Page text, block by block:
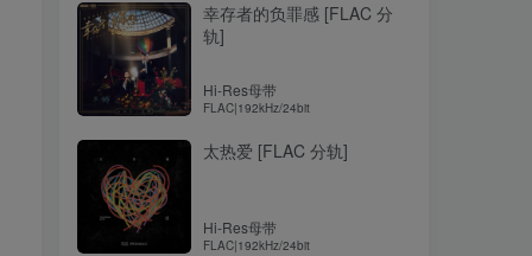
幸存者的负罪感 [FLAC 分
轨]
Hi-Res母带
FLAC|192kHz/24bit
太热爱 [FLAC 分轨]
Hi-Res母带
FLAC|192kHz/24bit